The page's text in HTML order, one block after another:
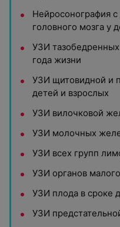
Нейросонография
головного мозга у
УЗИ тазобедренных
года жизни
УЗИ щитовидной и
детей и взрослых
УЗИ вилочковой
УЗИ молочных
УЗИ всех групп
УЗИ органов
УЗИ плода в сроке
УЗИ